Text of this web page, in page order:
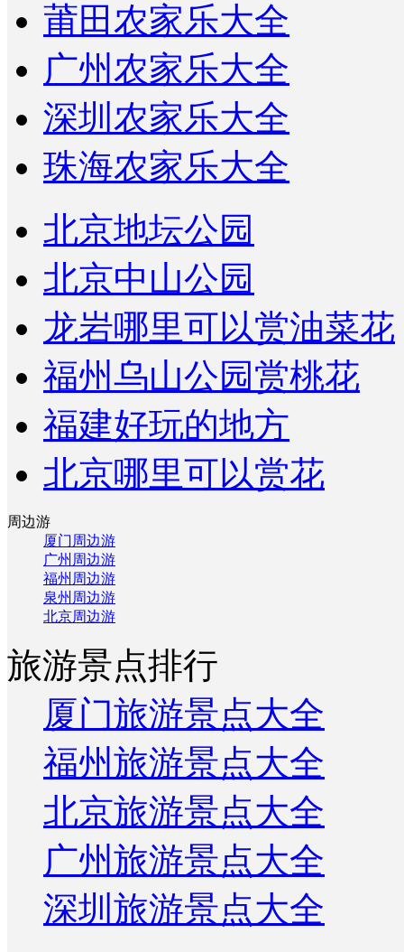
莆田农家乐大全
广州农家乐大全
深圳农家乐大全
珠海农家乐大全
北京地坛公园
北京中山公园
龙岩哪里可以赏油菜花
福州乌山公园赏桃花
福建好玩的地方
北京哪里可以赏花
周边游
厦门周边游
广州周边游
福州周边游
泉州周边游
北京周边游
旅游景点排行
厦门旅游景点大全
福州旅游景点大全
北京旅游景点大全
广州旅游景点大全
深圳旅游景点大全